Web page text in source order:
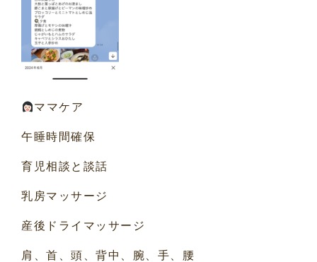
ママケア
午睡時間確保
育児相談と談話
乳房マッサージ
産後ドライマッサージ
肩、首、頭、背中、腕、手、腰